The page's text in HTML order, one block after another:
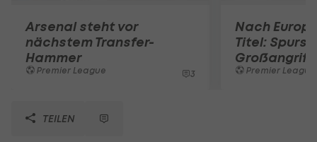
Arsenal steht vor
nächstem Transfer-
Hammer
Premier League 3
Nach
Titel: Spurs
Großangriff
Premier League
TEILEN